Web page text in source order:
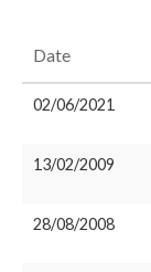
Date
02/06/2021
13/02/2009
28/08/2008